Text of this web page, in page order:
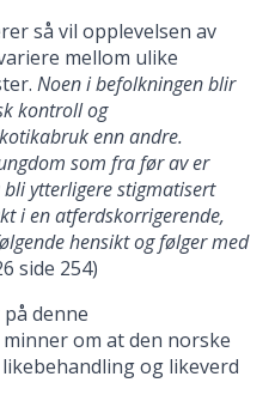
så vil opplevelsen av
mellom ulike
Noen i befolkningen blir
kontroll og
enn andre.
som fra før av er
ytterligere stigmatisert
i en atferdskorrigerende,
hensikt og følger med
side 254)
denne
om at den norske
og likeverd